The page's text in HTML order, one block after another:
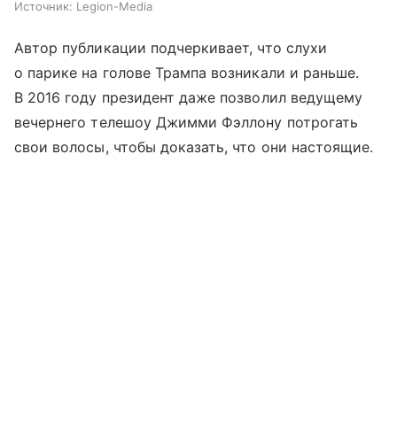
Источник: Legion-Media
Автор публикации подчеркивает, что слухи
о парике на голове Трампа возникали и раньше.
В 2016 году президент даже позволил ведущему
вечернего телешоу Джимми Фэллону потрогать
свои волосы, чтобы доказать, что они настоящие.